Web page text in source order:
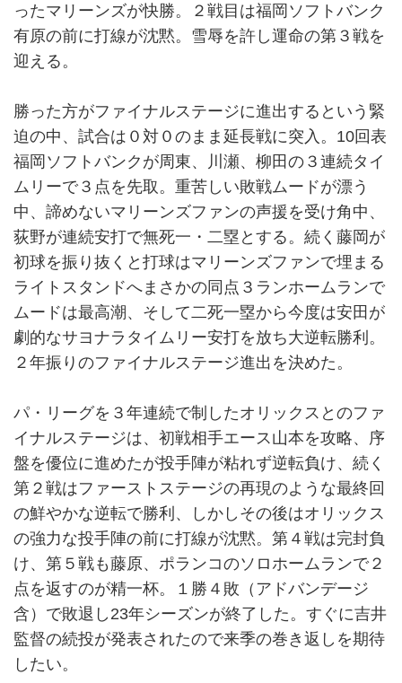
ったマリーンズが快勝。２戦目は福岡ソフトバンク
有原の前に打線が沈黙。雪辱を許し運命の第３戦を
迎える。
勝った方がファイナルステージに進出するという緊
迫の中、試合は０対０のまま延長戦に突入。10回表
福岡ソフトバンクが周東、川瀬、柳田の３連続タイ
ムリーで３点を先取。重苦しい敗戦ムードが漂う
中、諦めないマリーンズファンの声援を受け角中、
荻野が連続安打で無死一・二塁とする。続く藤岡が
初球を振り抜くと打球はマリーンズファンで埋まる
ライトスタンドへまさかの同点３ランホームランで
ムードは最高潮、そして二死一塁から今度は安田が
劇的なサヨナラタイムリー安打を放ち大逆転勝利。
２年振りのファイナルステージ進出を決めた。
パ・リーグを３年連続で制したオリックスとのファ
イナルステージは、初戦相手エース山本を攻略、序
盤を優位に進めたが投手陣が粘れず逆転負け、続く
第２戦はファーストステージの再現のような最終回
の鮮やかな逆転で勝利、しかしその後はオリックス
の強力な投手陣の前に打線が沈黙。第４戦は完封負
け、第５戦も藤原、ポランコのソロホームランで２
点を返すのが精一杯。１勝４敗（アドバンデージ
含）で敗退し23年シーズンが終了した。すぐに吉井
監督の続投が発表されたので来季の巻き返しを期待
したい。